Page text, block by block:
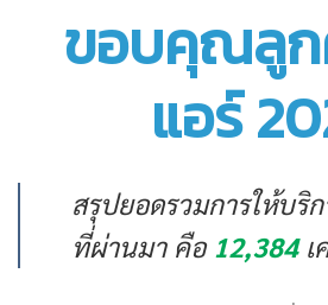
ขอบคุณลูก
แอร์
สรุปยอดรวมการให้บริ
ที่ผ่านมา คือ 12,384เ